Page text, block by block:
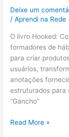
Deixe um
/Aprendi na Rede
O livro Hooked:
formadores de
para criar
usuários,
anotações
estruturados para
“Gancho”
hábitos:
Insights
livro
Hooked
de
Nir
Eyal
Read More »